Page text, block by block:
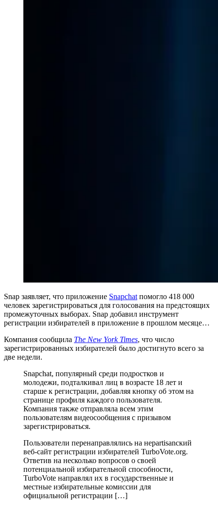
Snap заявляет, что приложение Snapchat помогло 418 000
человек зарегистрироваться для голосования на предстоящих
промежуточных выборах. Snap добавил инструмент
регистрации избирателей в приложение в прошлом месяце…
Компания сообщила The New York Times, что число
зарегистрированных избирателей было достигнуто всего за
две недели.
Snapchat, популярный среди подростков и
молодежи, подталкивал лиц в возрасте 18 лет и
старше к регистрации, добавляя кнопку об этом на
странице профиля каждого пользователя.
Компания также отправляла всем этим
пользователям видеосообщения с призывом
зарегистрироваться.
Пользователи перенаправлялись на неpartisanский
веб-сайт регистрации избирателей TurboVote.org.
Ответив на несколько вопросов о своей
потенциальной избирательной способности,
TurboVote направлял их в государственные и
местные избирательные комиссии для
официальной регистрации […]